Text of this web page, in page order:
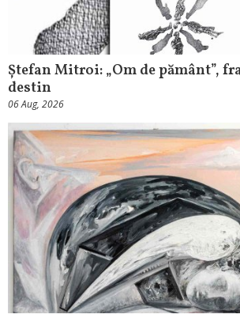
Ștefan Mitroi: „Om de pământ”,
destin
06 Aug, 2026